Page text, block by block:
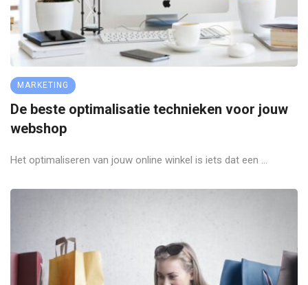
MARKETING
De beste optimalisatie technieken voor jouw
webshop
Het optimaliseren van jouw online winkel is iets dat een ...